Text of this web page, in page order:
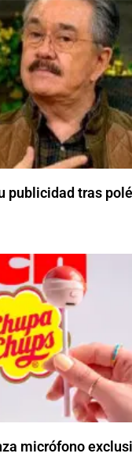
publicidad tras
micrófono